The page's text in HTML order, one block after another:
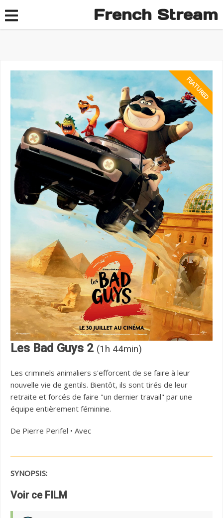
French Stream
Les Bad Guys 2 (1h 44min)
Les criminels animaliers s'efforcent de se faire à leur
nouvelle vie de gentils. Bientôt, ils sont tirés de leur
retraite et forcés de faire "un dernier travail" par une
équipe entièrement féminine.
De Pierre Perifel • Avec
SYNOPSIS:
Voir ce FILM